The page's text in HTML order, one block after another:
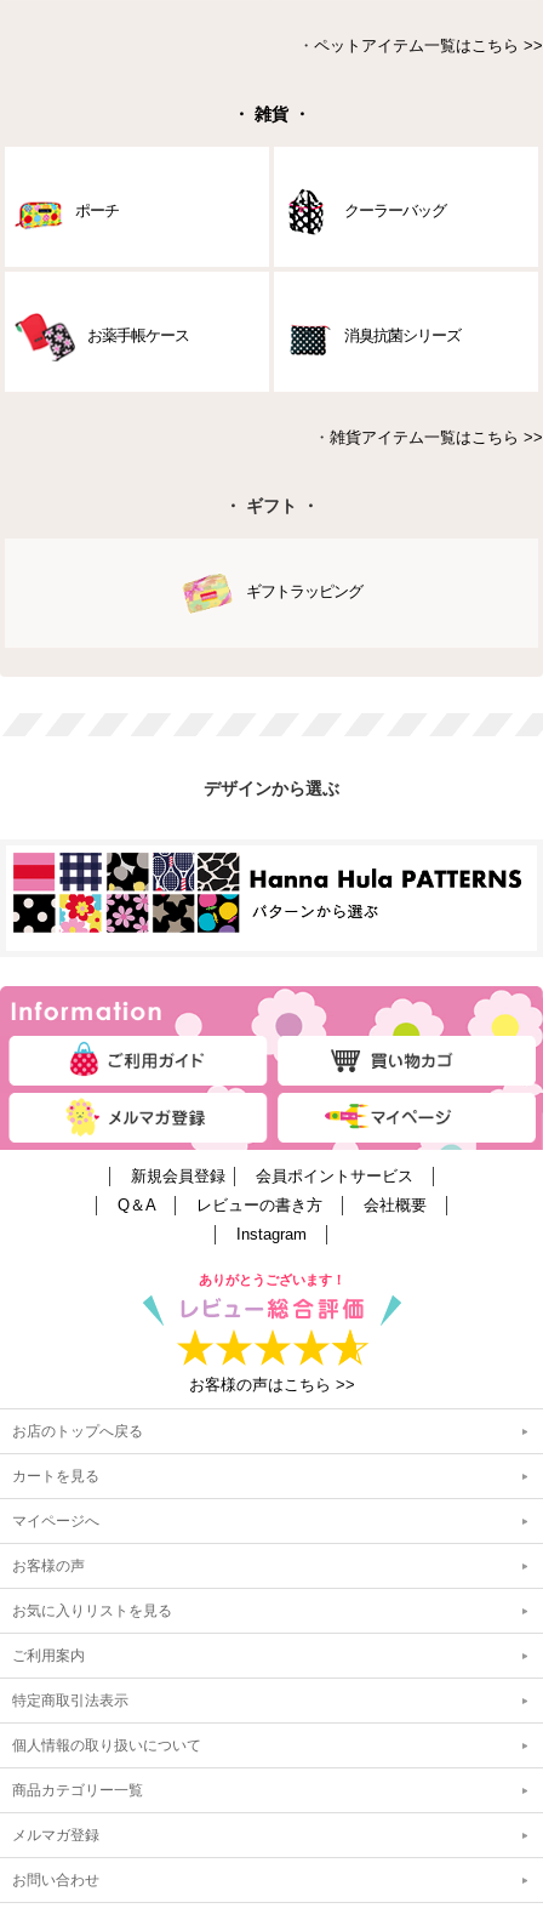
・ ペットアイテム一覧はこちら >>
・ 雑貨 ・
ポーチ クーラーバッグ
お薬手帳ケース 消臭抗菌シリーズ
・ 雑貨アイテム一覧はこちら >>
・ ギフト ・
ギフトラッピング
デザインから選ぶ
新規会員登録│ 会員ポイントサービス
Q＆A│ レビューの書き方│ 会社概要│
Instagram
ありがとうございます！
お客様の声はこちら >>
お店のトップへ戻る
カートを見る
マイページへ
お客様の声
お気に入りリストを見る
ご利用案内
特定商取引法表示
個人情報の取り扱いについて
商品カテゴリー一覧
メルマガ登録
お問い合わせ